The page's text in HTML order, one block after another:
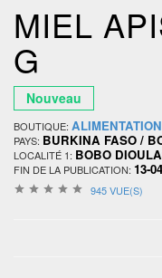
MIEL
G
Nouveau
BOUTIQUE:
PAYS: BURKINA FASO /
LOCALITÉ 1: BOBO
FIN DE LA PUBLICATION: 13-
945 VUE(S)